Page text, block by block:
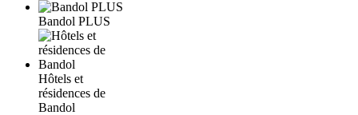
Bandol PLUS
Hôtels et
résidences de
Bandol